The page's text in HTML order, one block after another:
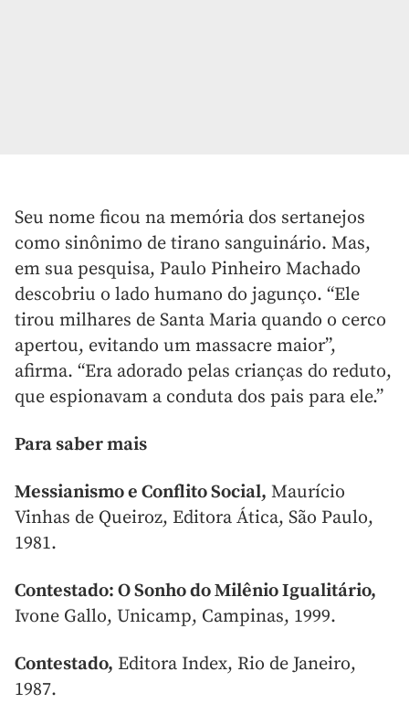
Seu nome ficou na memória dos sertanejos
como sinônimo de tirano sanguinário. Mas,
em sua pesquisa, Paulo Pinheiro Machado
descobriu o lado humano do jagunço. “Ele
tirou milhares de Santa Maria quando o cerco
apertou, evitando um massacre maior”,
afirma. “Era adorado pelas crianças do reduto,
que espionavam a conduta dos pais para ele.”
Para saber mais
Messianismo e Conflito Social, Maurício
Vinhas de Queiroz, Editora Ática, São Paulo,
1981.
Contestado: O Sonho do Milênio Igualitário,
Ivone Gallo, Unicamp, Campinas, 1999.
Contestado, Editora Index, Rio de Janeiro,
1987.